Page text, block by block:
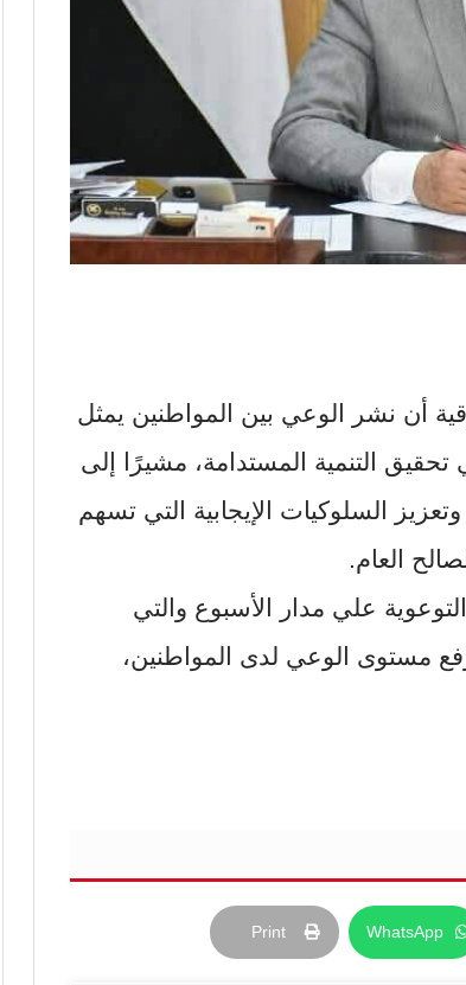
أن نشر الوعي بين المواطنين يمثل
التنمية المستدامة، مشيرًا إلى
السلوكيات الإيجابية التي تسهم
العام.
علي مدار الأسبوع والتي
مستوى الوعي لدى المواطنين،
WhatsApp
Print